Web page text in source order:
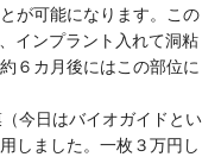
が可能になります。この
インプラント入れて洞粘
６カ月後にはこの部位に
今日はバイオガイドとい
しました。一枚３万円し